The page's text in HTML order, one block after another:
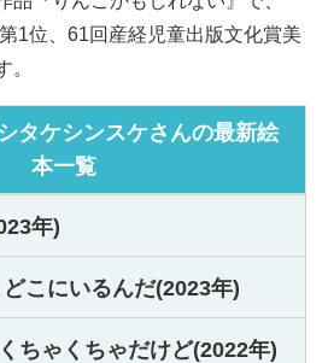
1位、61回産経児童出版文化賞美
。
タケシンスケさんの最新絵
本一覧
年)
こにいるんだ(2023年)
ちゃくちゃだけど(2022年)